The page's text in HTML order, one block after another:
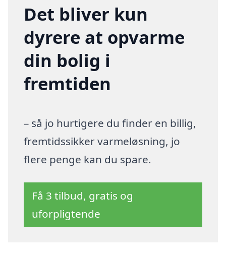
Det bliver kun
dyrere at opvarme
din bolig i
fremtiden
– så jo hurtigere du finder en billig,
fremtidssikker varmeløsning, jo
flere penge kan du spare.
Få 3 tilbud, gratis og
uforpligtende